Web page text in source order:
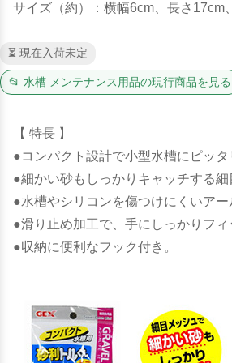
サイズ（約）：横幅6cm、長さ17cm
⏳ 現在入荷未定
📂 水槽 メンテナンス用品の現行商品を見る
【 特長 】
●コンパクト設計で小型水槽にピッタ
●細かい砂もしっかりキャッチする細
●水槽やシリコンを傷つけにくいアー
●滑り止め加工で、手にしっかりフィ
●収納に便利なフック付き。